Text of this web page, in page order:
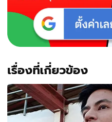
เรื่องที่เกี่ยวข้อง